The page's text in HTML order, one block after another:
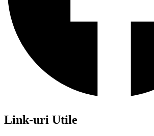
Link-uri Utile